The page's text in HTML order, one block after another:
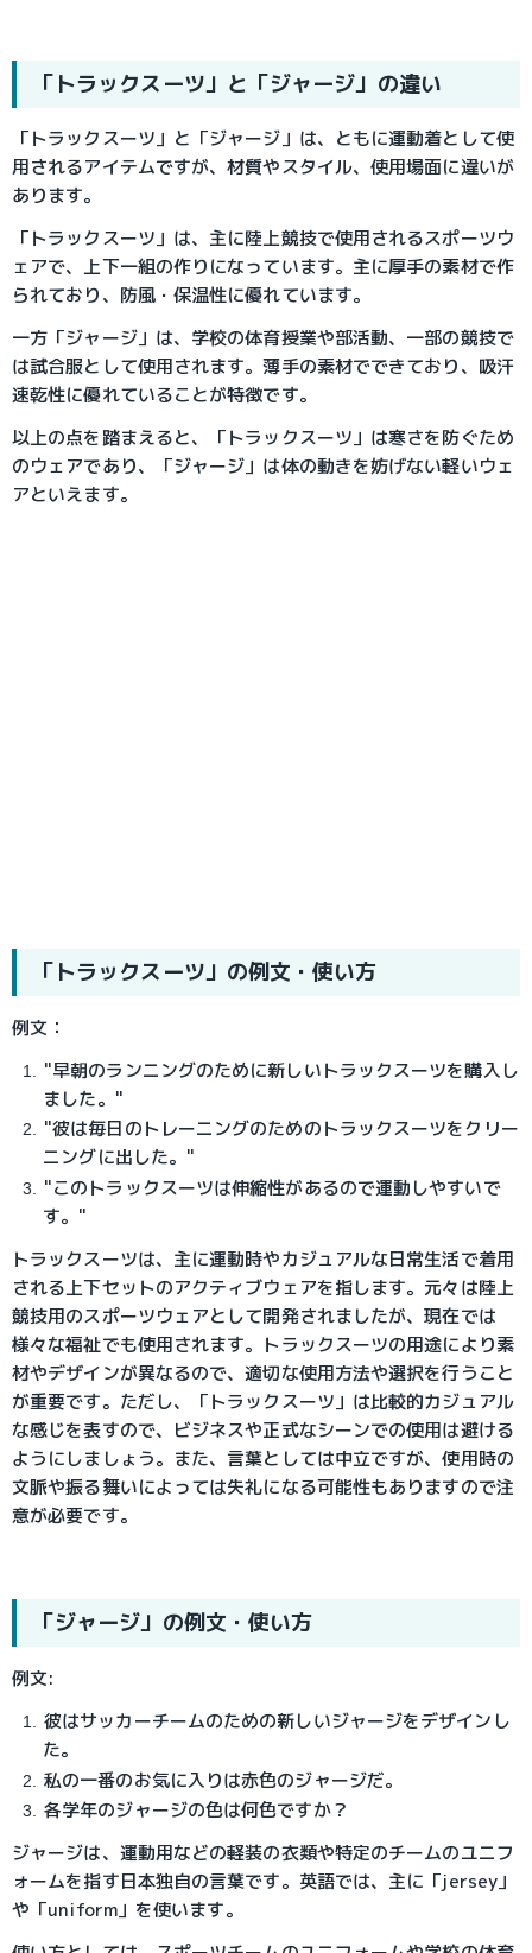
「トラックスーツ」と「ジャージ」の違い
「トラックスーツ」と「ジャージ」は、ともに運動着として使
用されるアイテムですが、材質やスタイル、使用場面に違いが
あります。
「トラックスーツ」は、主に陸上競技で使用されるスポーツウ
ェアで、上下一組の作りになっています。主に厚手の素材で作
られており、防風・保温性に優れています。
一方「ジャージ」は、学校の体育授業や部活動、一部の競技で
は試合服として使用されます。薄手の素材でできており、吸汗
速乾性に優れていることが特徴です。
以上の点を踏まえると、「トラックスーツ」は寒さを防ぐため
のウェアであり、「ジャージ」は体の動きを妨げない軽いウェ
アといえます。
「トラックスーツ」の例文・使い方
例文：
"早朝のランニングのために新しいトラックスーツを購入し
ました。"
"彼は毎日のトレーニングのためのトラックスーツをクリー
ニングに出した。"
"このトラックスーツは伸縮性があるので運動しやすいで
す。"
トラックスーツは、主に運動時やカジュアルな日常生活で着用
される上下セットのアクティブウェアを指します。元々は陸上
競技用のスポーツウェアとして開発されましたが、現在では
様々な福祉でも使用されます。トラックスーツの用途により素
材やデザインが異なるので、適切な使用方法や選択を行うこと
が重要です。ただし、「トラックスーツ」は比較的カジュアル
な感じを表すので、ビジネスや正式なシーンでの使用は避ける
ようにしましょう。また、言葉としては中立ですが、使用時の
文脈や振る舞いによっては失礼になる可能性もありますので注
意が必要です。
「ジャージ」の例文・使い方
例文:
彼はサッカーチームのための新しいジャージをデザインし
た。
私の一番のお気に入りは赤色のジャージだ。
各学年のジャージの色は何色ですか？
ジャージは、運動用などの軽装の衣類や特定のチームのユニフ
ォームを指す日本独自の言葉です。英語では、主に「jersey」
や「uniform」を使います。